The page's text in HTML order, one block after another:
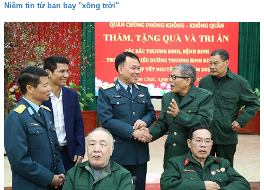
Niềm tin từ ban bay "xông trời"